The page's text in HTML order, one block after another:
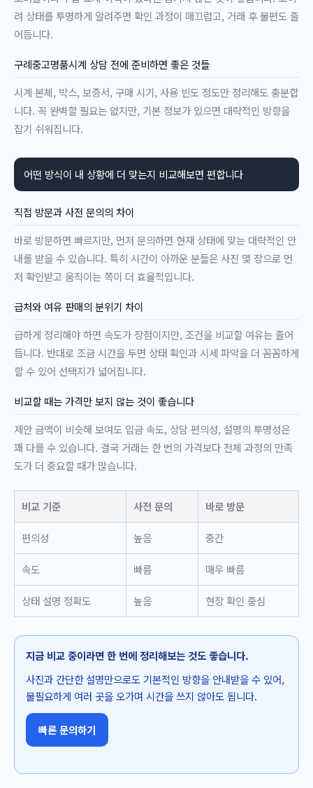
려 상태를 투명하게 알려주면 확인 과정이 매끄럽고, 거래 후 불편도 줄
어듭니다.
구례중고명품시계 상담 전에 준비하면 좋은 것들
시계 본체, 박스, 보증서, 구매 시기, 사용 빈도 정도만 정리해도 충분합
니다. 꼭 완벽할 필요는 없지만, 기본 정보가 있으면 대략적인 방향을
잡기 쉬워집니다.
어떤 방식이 내 상황에 더 맞는지 비교해보면 편합니다
직접 방문과 사전 문의의 차이
바로 방문하면 빠르지만, 먼저 문의하면 현재 상태에 맞는 대략적인 안
내를 받을 수 있습니다. 특히 시간이 아까운 분들은 사진 몇 장으로 먼
저 확인받고 움직이는 쪽이 더 효율적입니다.
급처와 여유 판매의 분위기 차이
급하게 정리해야 하면 속도가 장점이지만, 조건을 비교할 여유는 줄어
듭니다. 반대로 조금 시간을 두면 상태 확인과 시세 파악을 더 꼼꼼하게
할 수 있어 선택지가 넓어집니다.
비교할 때는 가격만 보지 않는 것이 좋습니다
제안 금액이 비슷해 보여도 입금 속도, 상담 편의성, 설명의 투명성은
꽤 다를 수 있습니다. 결국 거래는 한 번의 가격보다 전체 과정의 만족
도가 더 중요할 때가 많습니다.
비교 기준 사전 문의 바로 방문
편의성 높음 중간
속도 빠름 매우 빠름
상태 설명 정확도 높음 현장 확인 중심
지금 비교 중이라면 한 번에 정리해보는 것도 좋습니다.
사진과 간단한 설명만으로도 기본적인 방향을 안내받을 수 있어,
불필요하게 여러 곳을 오가며 시간을 쓰지 않아도 됩니다.
빠른 문의하기